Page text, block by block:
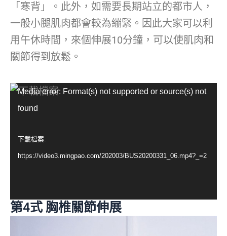
「寒背」。此外，如需要長期站立的都市人，
一般小腿肌肉都會較為繃緊。因此大家可以利
用午休時間，來個伸展10分鐘，可以使肌肉和
關節得到放鬆。
視
訊
放
器
Media error: Format(s) not supported or source(s) not
found
下載檔案:
https://video3.mingpao.com/202003/BUS20200331_06.mp4?_=2
第4式 胸椎關節伸展